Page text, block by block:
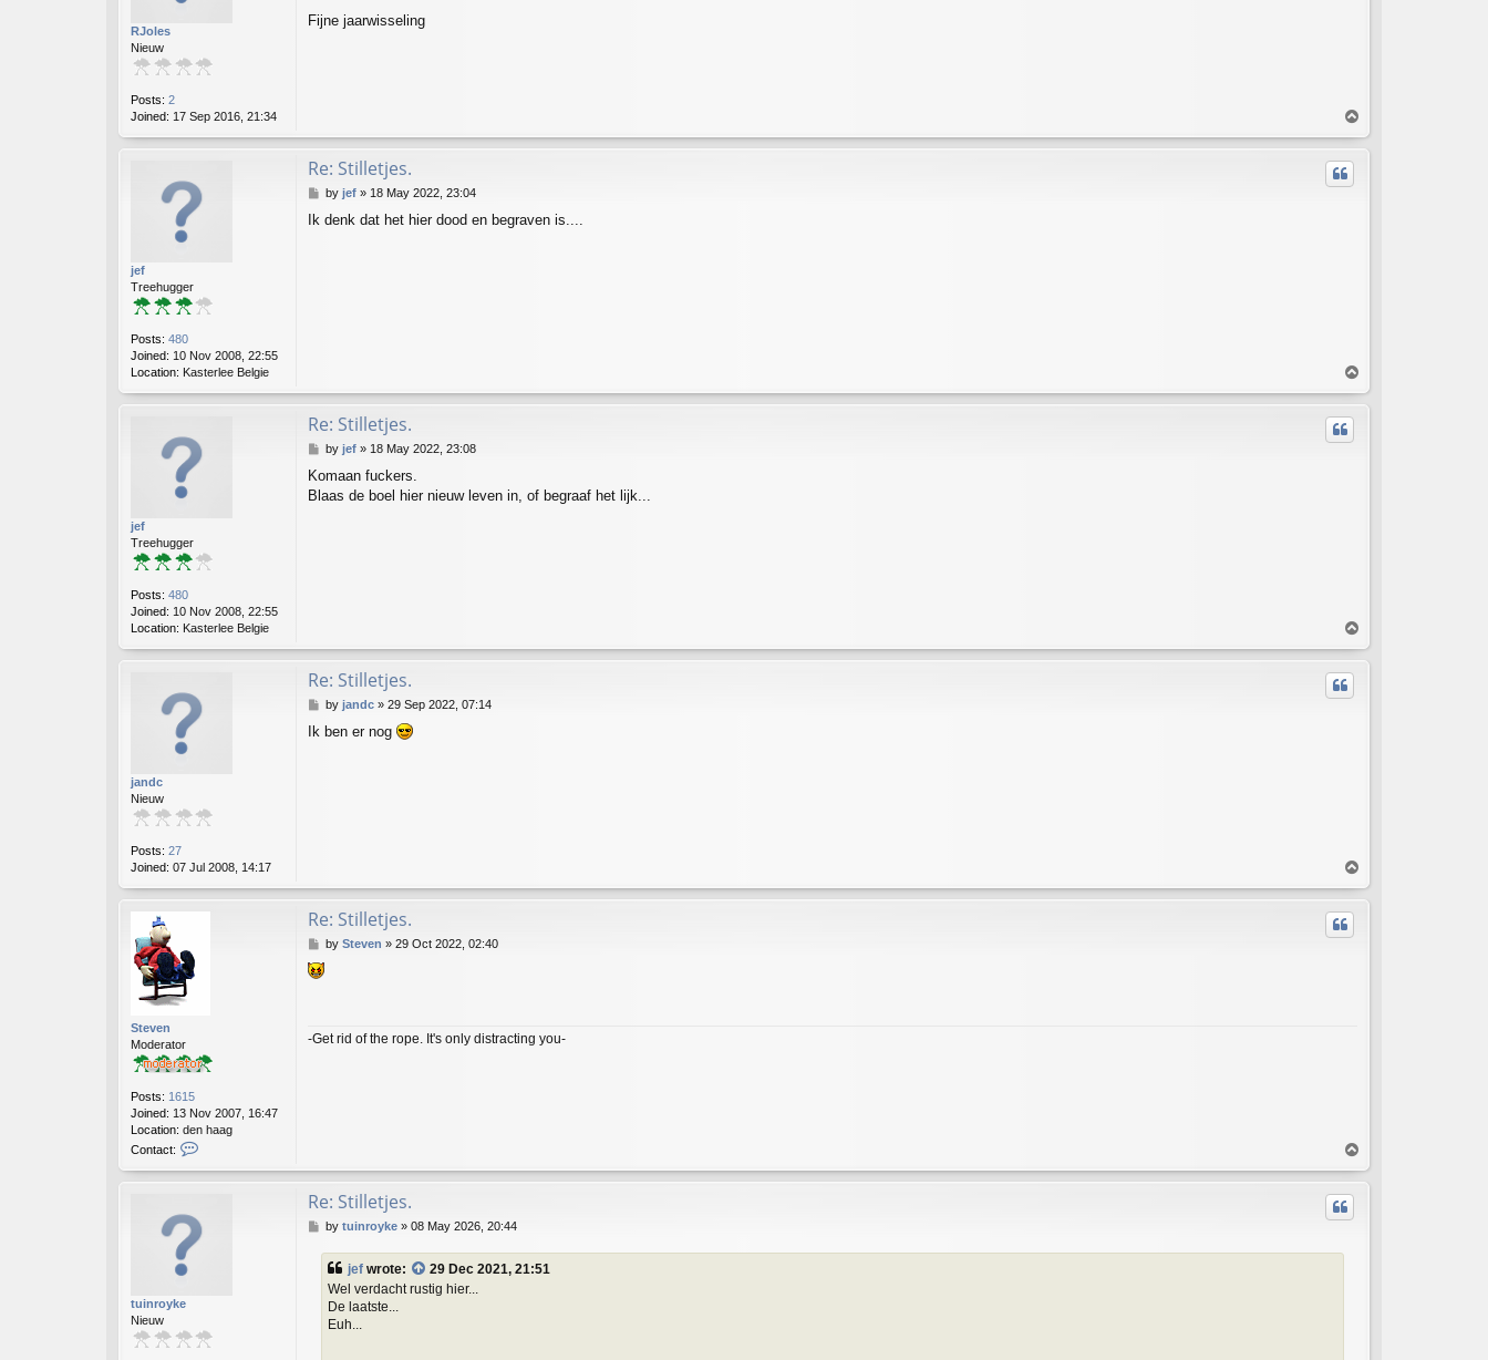
RJoles
Nieuw
Posts: 2
Joined: 17 Sep 2016, 21:34
Fijne jaarwisseling
o
p
jef
Treehugger
Posts: 480
Joined: 10 Nov 2008, 22:55
Location: Kasterlee Belgie
Re: Stilletjes.
P
s
by jef» 18 May 2022, 23:04
Ik denk dat het hier dood en begraven is....
o
p
jef
Treehugger
Posts: 480
Joined: 10 Nov 2008, 22:55
Location: Kasterlee Belgie
Re: Stilletjes.
P
s
t
by jef» 18 May 2022, 23:08
Komaan fuckers.
Blaas de boel hier nieuw leven in, of begraaf het lijk...
o
p
jandc
Nieuw
Posts: 27
Joined: 07 Jul 2008, 14:17
Re: Stilletjes.
P
s
by jandc» 29 Sep 2022, 07:14
Ik ben er nog
o
p
Steven
Moderator
Posts: 1615
Joined: 13 Nov 2007, 16:47
Location: den haag
Contact:
c
n
Re: Stilletjes.
P
s
by Steven » 29 Oct 2022, 02:40
-Get rid of the rope. It's only distracting you-
o
p
tuinroyke
Nieuw
Re: Stilletjes.
P
s
by tuinroyke» 08 May 2026, 20:44
jef wrote:
29 Dec 2021, 21:51
Wel verdacht rustig hier...
De laatste...
Euh...